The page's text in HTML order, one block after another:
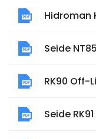
Hidroman
Seide
RK90 Off-
Seide